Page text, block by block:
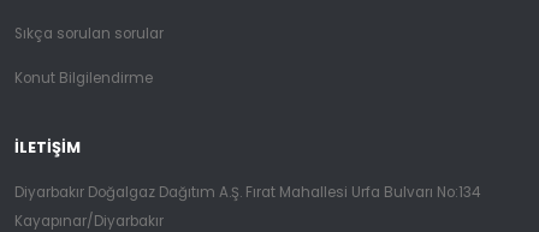
Sıkça sorulan sorular
Konut Bilgilendirme
İLETIŞIM
Diyarbakır Doğalgaz Dağıtım A.Ş. Fırat Mahallesi Urfa Bulvarı No:134
Kayapınar/Diyarbakır